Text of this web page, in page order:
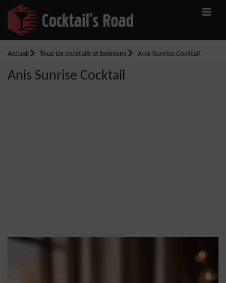
Accueil Tous les cocktails et boissons Anis Sunrise Cocktail
Anis Sunrise Cocktail